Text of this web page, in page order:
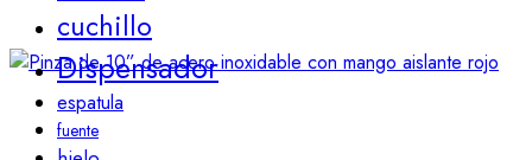
cuchillo
Dispensador
espatula
fuente